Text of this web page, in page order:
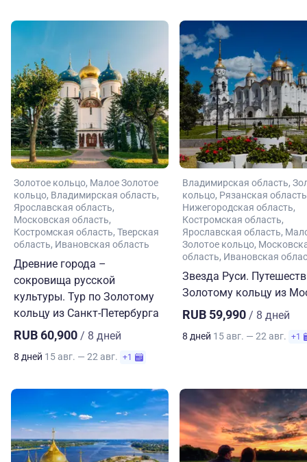
Золотое кольцо Малое Золотое
кольцо Владимирская область
Ярославская область
Московская область
Костромская область Тверская
область Ивановская область
Древние города –
сокровища русской
культуры. Тур по Золотому
кольцу из Санкт-Петербурга
RUB 60,900 / 8 дней
8 дней 15 авг. — 22 авг. +1
Владимирская область
кольцо Рязанская область
Нижегородская область
Костромская область
Ярославская область
Золотое кольцо
область Ивановская
Звезда Руси.
Золотому кольцу из
RUB 59,990 / 8 дней
8 дней 15 авг. — 22 авг. +1